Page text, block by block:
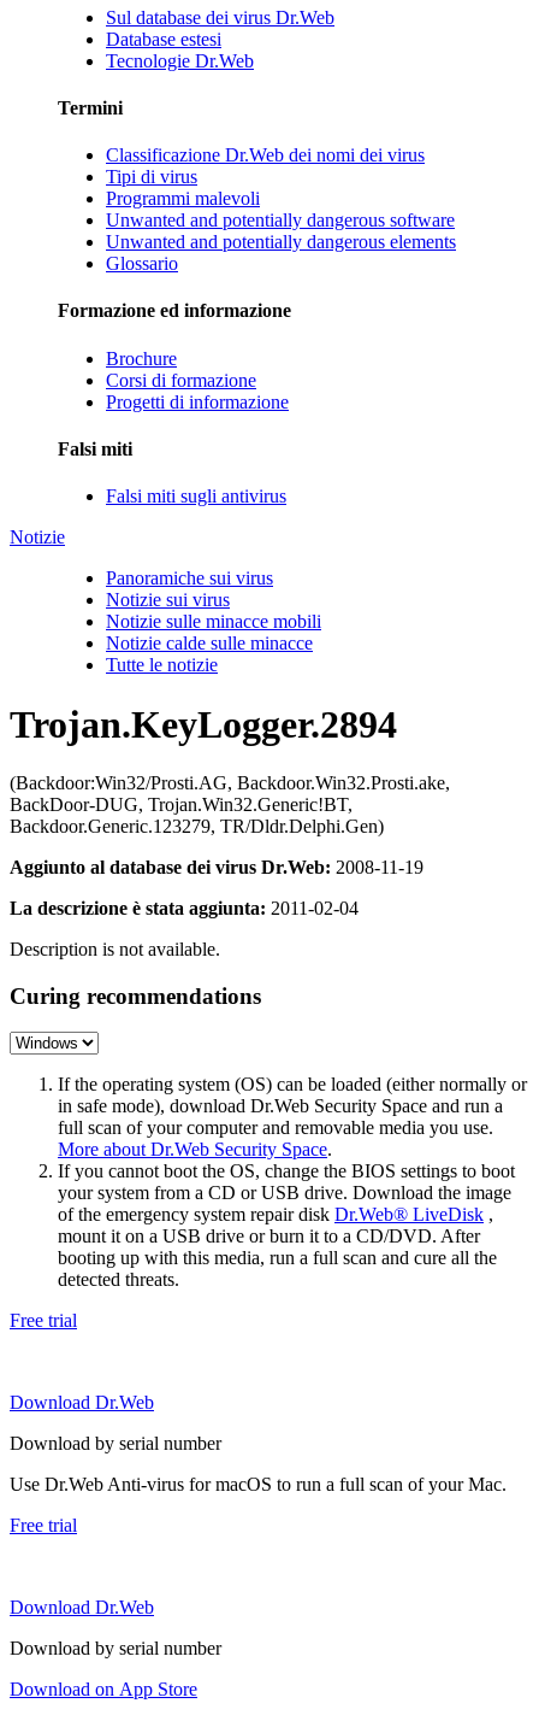
Sul database dei virus Dr.Web
Database estesi
Tecnologie Dr.Web
Termini
Classificazione Dr.Web dei nomi dei virus
Tipi di virus
Programmi malevoli
Unwanted and potentially dangerous software
Unwanted and potentially dangerous elements
Glossario
Formazione ed informazione
Brochure
Corsi di formazione
Progetti di informazione
Falsi miti
Falsi miti sugli antivirus
Notizie
Panoramiche sui virus
Notizie sui virus
Notizie sulle minacce mobili
Notizie calde sulle minacce
Tutte le notizie
Trojan.KeyLogger.2894
(Backdoor:Win32/Prosti.AG, Backdoor.Win32.Prosti.ake,
BackDoor-DUG, Trojan.Win32.Generic!BT,
Backdoor.Generic.123279, TR/Dldr.Delphi.Gen)
Aggiunto al database dei virus Dr.Web: 2008-11-19
La descrizione è stata aggiunta: 2011-02-04
Description is not available.
Curing recommendations
If the operating system (OS) can be loaded (either normally or
in safe mode), download Dr.Web Security Space and run a
full scan of your computer and removable media you use.
More about Dr.Web Security Space.
If you cannot boot the OS, change the BIOS settings to boot
your system from a CD or USB drive. Download the image
of the emergency system repair disk Dr.Web® LiveDisk ,
mount it on a USB drive or burn it to a CD/DVD. After
booting up with this media, run a full scan and cure all the
detected threats.
Free trial
Download Dr.Web
Download by serial number
Use Dr.Web Anti-virus for macOS to run a full scan of your Mac.
Free trial
Download Dr.Web
Download by serial number
Download on App Store